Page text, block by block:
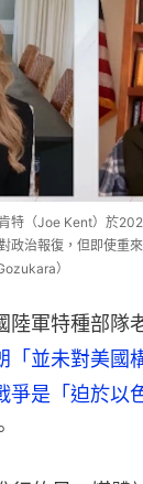
特（Joe Kent）於
政治報復，但即使重
）
陸軍特種部隊
「並未對美國
爭是「迫於以